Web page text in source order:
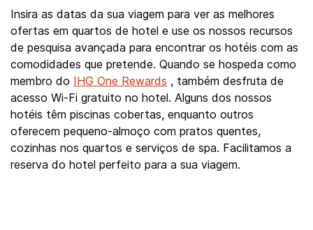
Insira as datas da sua viagem para ver as melhores
ofertas em quartos de hotel e use os nossos recursos
de pesquisa avançada para encontrar os hotéis com as
comodidades que pretende. Quando se hospeda como
membro do IHG One Rewards , também desfruta de
acesso Wi-Fi gratuito no hotel. Alguns dos nossos
hotéis têm piscinas cobertas, enquanto outros
oferecem pequeno-almoço com pratos quentes,
cozinhas nos quartos e serviços de spa. Facilitamos a
reserva do hotel perfeito para a sua viagem.